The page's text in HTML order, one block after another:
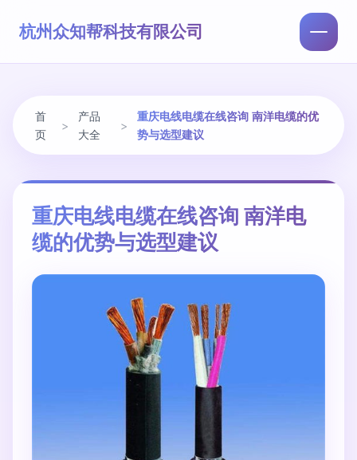
杭州众知帮科技有限公司
首
页
>
产品
大全
>
重庆电线电缆在线咨询 南洋电缆的优
势与选型建议
重庆电线电缆在线咨询 南洋电
缆的优势与选型建议